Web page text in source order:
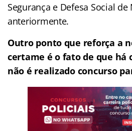
Segurança e Defesa Social de
anteriormente.
Outro ponto que reforça a
certame é o fato de que há
não é realizado concurso